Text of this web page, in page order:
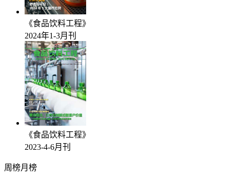
《食品饮料工程》
2024年1-3月刊
《食品饮料工程》
2023-4-6月刊
周榜月榜